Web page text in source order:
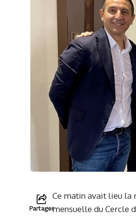
Partager
Ce matin avait lieu la
mensuelle du Cercle